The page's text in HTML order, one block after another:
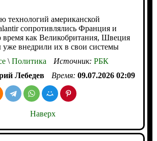
технологий американской
сопротивлялись Франция и
время как Великобритания, Швеция
внедрили их в свои системы
\Политика Источник: РБК
Лебедев Время: 09.07.2026 02:09
Наверх